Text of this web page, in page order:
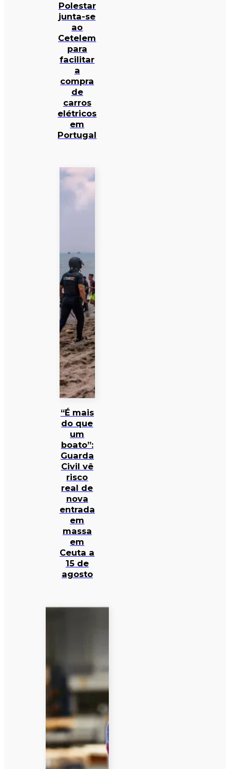
Polestar
junta-se
ao
Cetelem
para
facilitar
a
compra
de
carros
elétricos
em
Portugal
“É mais
do que
um
boato”:
Guarda
Civil vê
risco
real de
nova
entrada
em
massa
em
Ceuta a
15 de
agosto